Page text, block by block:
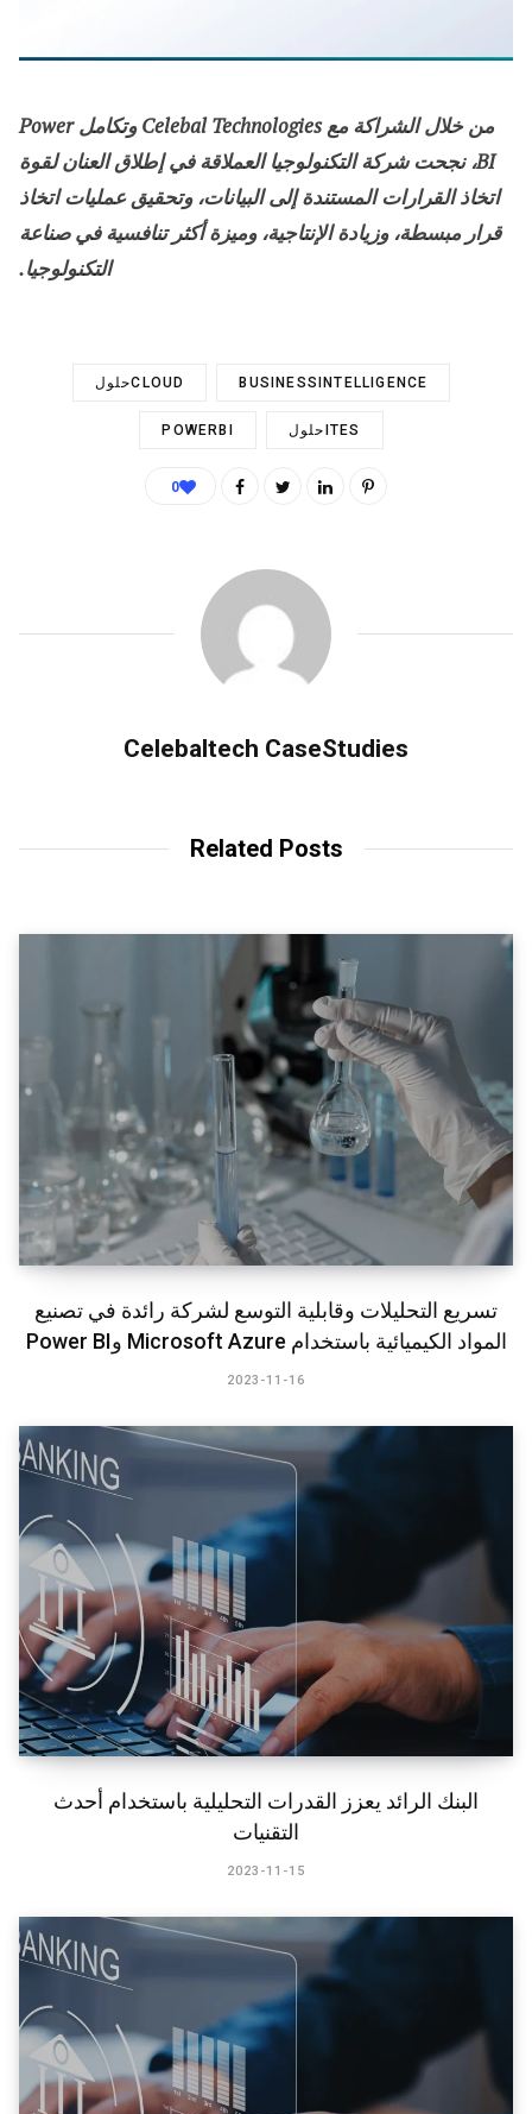
من خلال الشراكة مع Celebal Technologies وتكامل Power
BI، نجحت شركة التكنولوجيا العملاقة في إطلاق العنان لقوة
اتخاذ القرارات المستندة إلى البيانات، وتحقيق عمليات اتخاذ
قرار مبسطة، وزيادة الإنتاجية، وميزة أكثر تنافسية في صناعة
التكنولوجيا.
BUSINESSINTELLIGENCE CLOUDحلول
ITESحلول POWERBI
0
Celebaltech CaseStudies
Related Posts
تسريع التحليلات وقابلية التوسع لشركة رائدة في تصنيع
المواد الكيميائية باستخدام Microsoft Azure وPower BI​
2023-11-16
​البنك الرائد يعزز القدرات التحليلية باستخدام أحدث
التقنيات
2023-11-15